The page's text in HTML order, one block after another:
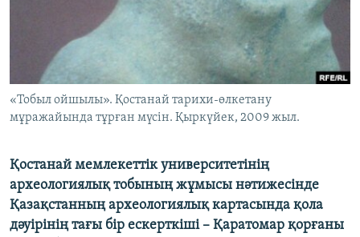
Басқа тілдерде
«Тобыл ойшылы». Қостанай тарихи-өлкетану
мұражайында тұрған мүсін. Қыркүйек, 2009 жыл.
Қостанай мемлекеттік университетінің
археологиялық тобының жұмысы нәтижесінде
Қазақстанның археологиялық картасында қола
дәуірінің тағы бір ескерткіші – Қаратомар қорғаны